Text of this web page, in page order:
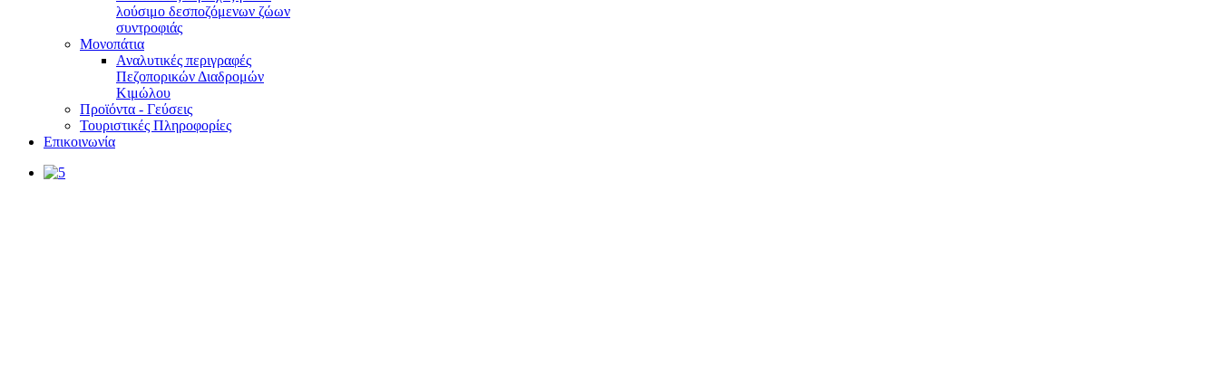
λούσιμο δεσποζόμενων ζώων
συντροφιάς
Μονοπάτια
Αναλυτικές περιγραφές
Πεζοπορικών Διαδρομών
Κιμώλου
Προϊόντα - Γεύσεις
Τουριστικές Πληροφορίες
Επικοινωνία